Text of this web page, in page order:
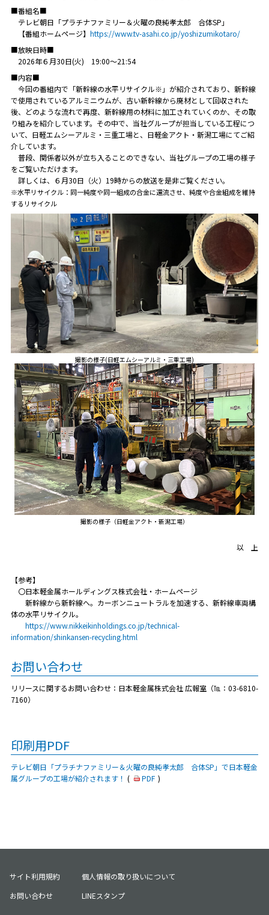
■番組名■
テレビ朝日「プラチナファミリー＆火曜の良純孝太郎 合体SP」
【番組ホームページ】 https://www.tv-asahi.co.jp/yoshizumikotaro/
■放映日時■
2026年６月30日(火) 19:00～21:54
■内容■
今回の番組内で「新幹線の水平リサイクル※」が紹介されており、新幹線
で使用されているアルミニウムが、古い新幹線から廃材として回収された
後、どのような流れで再度、新幹線用の材料に加工されていくのか、その取
り組みを紹介しています。その中で、当社グループが担当している工程につ
いて、日軽エムシーアルミ・三重工場と、日軽金アクト・新潟工場にてご紹
介しています。
普段、関係者以外が立ち入ることのできない、当社グループの工場の様子
をご覧いただけます。
詳しくは、６月30日（火）19時からの放送を是非ご覧ください。
※水平リサイクル：同一純度や同一組成の合金に還流させ、純度や合金組成を維持
するリサイクル
撮影の様子(日軽エムシーアルミ・三重工場)
撮影の様子（日軽金アクト・新潟工場）
以 上
【参考】
〇日本軽金属ホールディングス株式会社・ホームページ
新幹線から新幹線へ。カーボンニュートラルを加速する、新幹線車両構
体の水平リサイクル。
https://www.nikkeikinholdings.co.jp/technical-
information/shinkansen-recycling.html
お問い合わせ
リリースに関するお問い合わせ：日本軽金属株式会社 広報室（℡：03-6810-
7160）
印刷用PDF
テレビ朝日「プラチナファミリー＆火曜の良純孝太郎 合体SP」で日本軽金
属グループの工場が紹介されます！ ( PDF )
サイト利用規約
個人情報の取り扱いについて
お問い合わせ
LINEスタンプ